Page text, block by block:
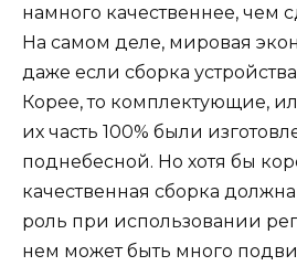
намного качественнее, чем
На самом деле, мировая
даже если сборка
Корее, то комплектующие,
их часть 100% были
поднебесной. Но хотя бы
качественная сборка
роль при использовании
нем может быть много